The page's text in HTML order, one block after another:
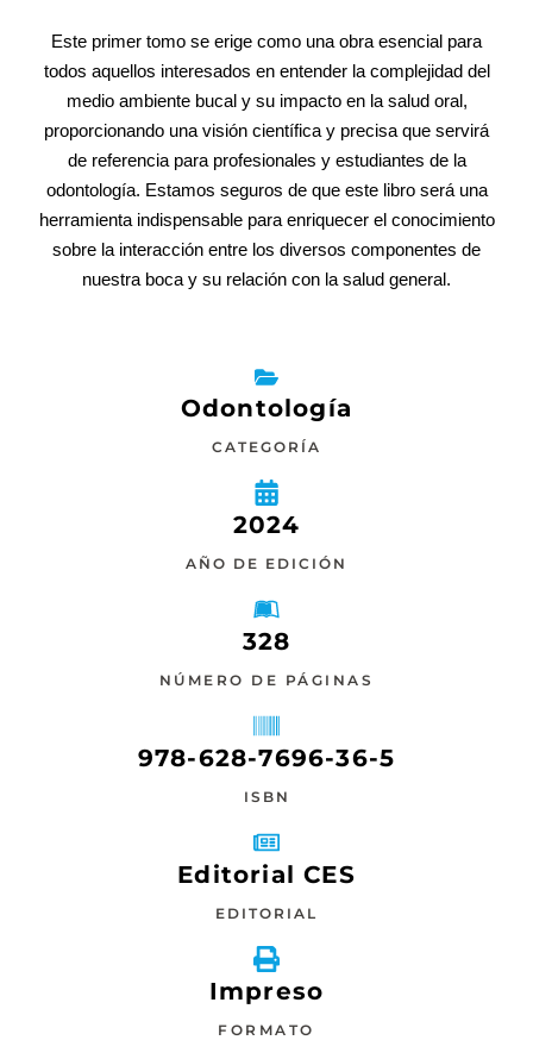
Este primer tomo se erige como una obra esencial para
todos aquellos interesados en entender la complejidad del
medio ambiente bucal y su impacto en la salud oral,
proporcionando una visión científica y precisa que servirá
de referencia para profesionales y estudiantes de la
odontología. Estamos seguros de que este libro será una
herramienta indispensable para enriquecer el conocimiento
sobre la interacción entre los diversos componentes de
nuestra boca y su relación con la salud general.
Odontología
CATEGORÍA
2024
AÑO DE EDICIÓN
328
NÚMERO DE PÁGINAS
978-628-7696-36-5
ISBN
Editorial CES
EDITORIAL
Impreso
FORMATO